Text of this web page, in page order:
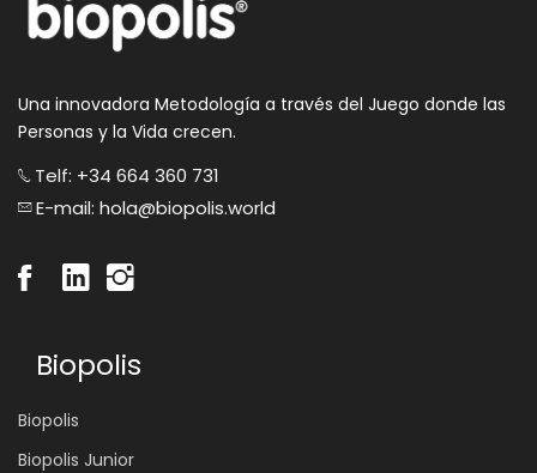
Una innovadora Metodología a través del Juego donde las
Personas y la Vida crecen.
Telf: +34 664 360 731
E-mail: hola@biopolis.world
Biopolis
Biopolis
Biopolis Junior